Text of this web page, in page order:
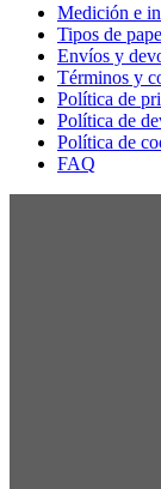
Medición e
Tipos de
Envíos y
Términos y
Política de
Política de
Política de
FAQ